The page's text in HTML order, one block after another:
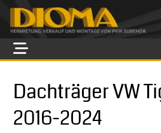
Skip to main content
Skip to footer
Dachträger VW
2016-2024